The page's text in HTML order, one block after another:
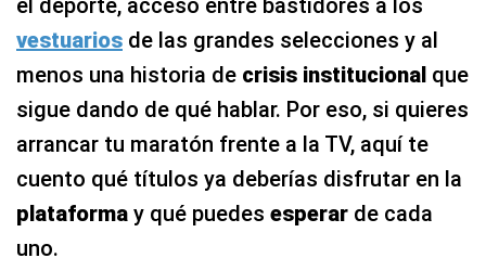
el deporte, acceso entre bastidores a los
vestuarios de las grandes selecciones y al
menos una historia de crisis institucional que
sigue dando de qué hablar. Por eso, si quieres
arrancar tu maratón frente a la TV, aquí te
cuento qué títulos ya deberías disfrutar en la
plataforma y qué puedes esperar de cada
uno.